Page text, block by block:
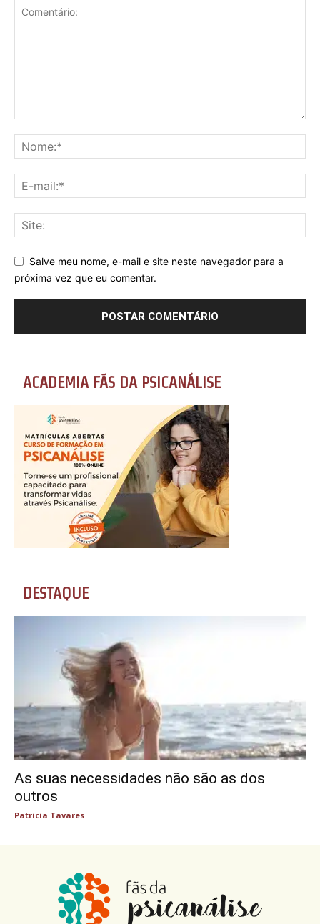
Salve meu nome, e-mail e site neste navegador para a
próxima vez que eu comentar.
ACADEMIA FÃS DA PSICANÁLISE
DESTAQUE
As suas necessidades não são as dos
outros
Patricia Tavares